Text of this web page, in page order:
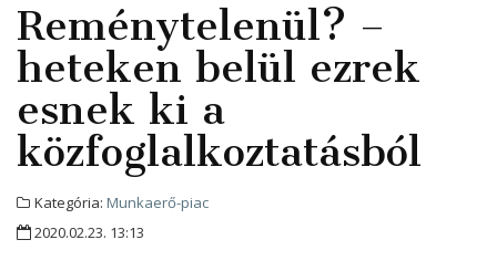
Reménytelenül? –
heteken belül ezrek
esnek ki a
közfoglalkoztatásból
Kategória: Munkaerő-piac
2020.02.23. 13:13